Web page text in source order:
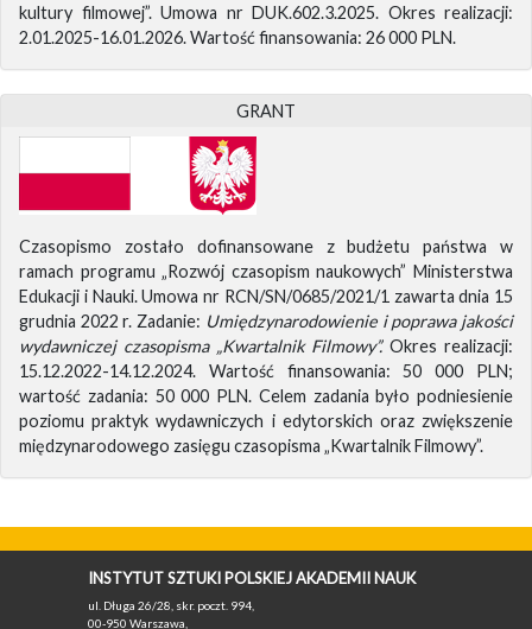
kultury filmowej”. Umowa nr DUK.602.3.2025. Okres realizacji:
2.01.2025-16.01.2026. Wartość finansowania: 26 000 PLN.
GRANT
Czasopismo zostało dofinansowane z budżetu państwa w
ramach programu „Rozwój czasopism naukowych” Ministerstwa
Edukacji i Nauki. Umowa nr RCN/SN/0685/2021/1 zawarta dnia 15
grudnia 2022 r. Zadanie: Umiędzynarodowienie i poprawa jakości
wydawniczej czasopisma „Kwartalnik Filmowy”.Okres realizacji:
15.12.2022-14.12.2024. Wartość finansowania: 50 000 PLN;
wartość zadania: 50 000 PLN. Celem zadania było podniesienie
poziomu praktyk wydawniczych i edytorskich oraz zwiększenie
międzynarodowego zasięgu czasopisma „Kwartalnik Filmowy”.
INSTYTUT SZTUKI POLSKIEJ AKADEMII NAUK
ul. Długa 26/28, skr. poczt. 994,
00-950 Warszawa,